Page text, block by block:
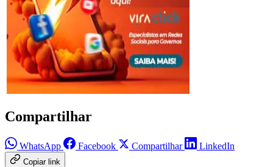
Compartilhar
WhatsApp Facebook Compartilhar LinkedIn
Copiar link